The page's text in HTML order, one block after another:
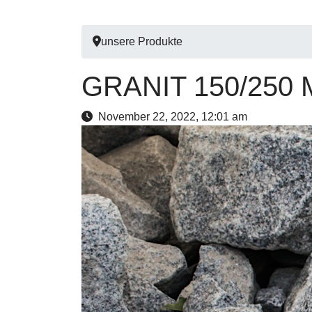
unsere Produkte
GRANIT 150/250
November 22, 2022, 12:01 am